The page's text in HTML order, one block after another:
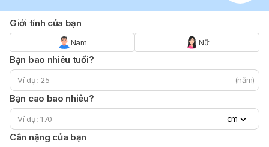
Giới tính của bạn
Nam Nữ
Bạn bao nhiêu tuổi?
(năm)
Bạn cao bao nhiêu?
cm
Cân nặng của bạn